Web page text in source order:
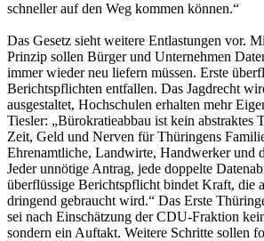
schneller auf den Weg kommen können.“
Das Gesetz sieht weitere Entlastungen vor.
Prinzip sollen Bürger und Unternehmen
immer wieder neu liefern müssen. Erste
Berichtspflichten entfallen. Das Jagdrecht
ausgestaltet, Hochschulen erhalten mehr
Tiesler: „Bürokratieabbau ist kein abstraktes
Zeit, Geld und Nerven für Thüringens
Ehrenamtliche, Landwirte, Handwerker und
Jeder unnötige Antrag, jede doppelte
überflüssige Berichtspflicht bindet Kraft, die
dringend gebraucht wird.“ Das Erste
sei nach Einschätzung der CDU-Fraktion
sondern ein Auftakt. Weitere Schritte sollen